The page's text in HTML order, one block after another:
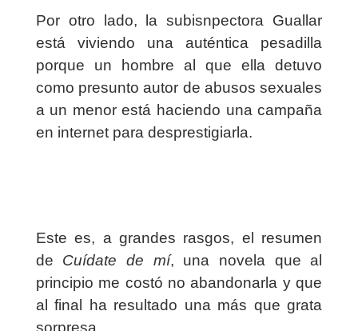
Por otro lado, la subisnpectora Guallar
está viviendo una auténtica pesadilla
porque un hombre al que ella detuvo
como presunto autor de abusos sexuales
a un menor está haciendo una campaña
en internet para desprestigiarla.
Este es, a grandes rasgos, el resumen
de Cuídate de mí, una novela que al
principio me costó no abandonarla y que
al final ha resultado una más que grata
sorpresa.